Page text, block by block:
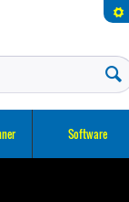
Software